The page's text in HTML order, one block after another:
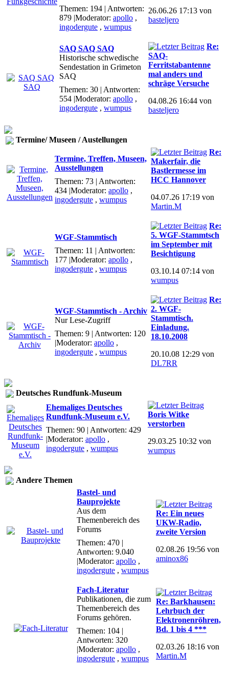
Themen: 194 | Antworten:
879 |Moderator: apollo ,
ingodergute , wumpus
26.06.26 17:13 von
basteljero
SAQ SAQ SAQ
Historische schwedische
Sendestation in Grimeton
SAQ
Themen: 30 | Antworten:
554 |Moderator: apollo ,
ingodergute , wumpus
Re:
SAQ-
Ferritstabantenne
mal anders und
schräge Versuche
04.08.26 16:44 von
basteljero
Termine/ Museen / Austellungen
Termine, Treffen, Museen,
Ausstellungen
Themen: 73 | Antworten:
434 |Moderator: apollo ,
ingodergute , wumpus
Re:
Makerfair, die
Bastlermesse im
HCC Hannover
04.07.26 17:19 von
Martin.M
WGF-Stammtisch
Themen: 11 | Antworten:
177 |Moderator: apollo ,
ingodergute , wumpus
Re:
5. WGF-Stammtsch
im September mit
Besichtigung
03.10.14 07:14 von
wumpus
WGF-Stammtisch - Archiv
Nur Lese-Zugriff
Themen: 9 | Antworten: 120
|Moderator: apollo ,
ingodergute , wumpus
Re:
2. WGF-
Stammtisch.
Einladung.
18.10.2008
20.10.08 12:29 von
DL7RR
Deutsches Rundfunk-Museum
Ehemaliges Deutsches
Rundfunk-Museum e.V.
Themen: 90 | Antworten: 429
|Moderator: apollo ,
ingodergute , wumpus
Boris Witke
verstorben
29.03.25 10:32 von
wumpus
Andere Themen
Bastel- und
Bauprojekte
Aus dem
Themenbereich des
Forums
Themen: 470 |
Antworten: 9.040
|Moderator: apollo ,
ingodergute , wumpus
Re: Ein neues
UKW-Radio,
zweite Version
02.08.26 19:56 von
aminox86
Fach-Literatur
Publikationen, die zum
Themenbereich des
Forums gehören.
Themen: 104 |
Antworten: 320
|Moderator: apollo ,
ingodergute , wumpus
Re: Barkhausen:
Lehrbuch der
Elektronenröhren,
Bd. 1 bis 4 ***
02.03.26 18:16 von
Martin.M